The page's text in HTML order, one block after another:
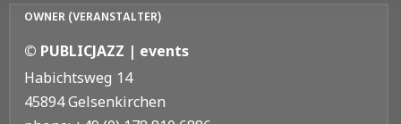
OWNER (VERANSTALTER)
© PUBLICJAZZ | events
Habichtsweg 14
45894 Gelsenkirchen